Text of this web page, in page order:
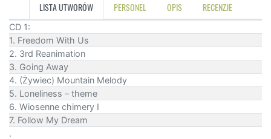
LISTA UTWORÓW PERSONEL OPIS RECENZJE
CD 1:
1. Freedom With Us
2. 3rd Reanimation
3. Going Away
4. (Żywiec) Mountain Melody
5. Loneliness – theme
6. Wiosenne chimery I
7. Follow My Dream
.